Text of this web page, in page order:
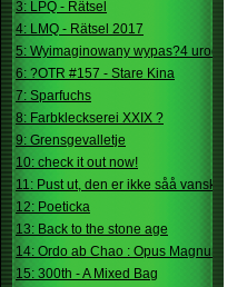
3: LPQ - Rätsel
4: LMQ - Rätsel 2017
5: Wyimaginowany wypas?4 urodziny
6: ?OTR #157 - Stare Kina
7: Sparfuchs
8: Farbkleckserei XXIX ?
9: Grensgevalletje
10: check it out now!
11: Pust ut, den er ikke såå vanskelig.
12: Poeticka
13: Back to the stone age
14: Ordo ab Chao : Opus Magnum
15: 300th - A Mixed Bag